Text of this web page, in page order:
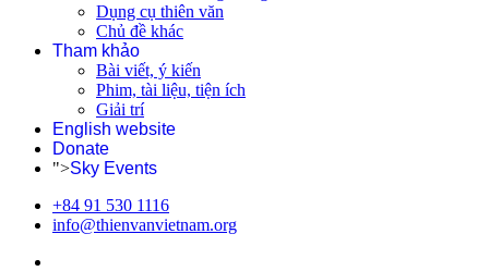
Dụng cụ thiên văn
Chủ đề khác
Tham khảo
Bài viết, ý kiến
Phim, tài liệu, tiện ích
Giải trí
English website
Donate
">Sky Events
+84 91 530 1116
info@thienvanvietnam.org